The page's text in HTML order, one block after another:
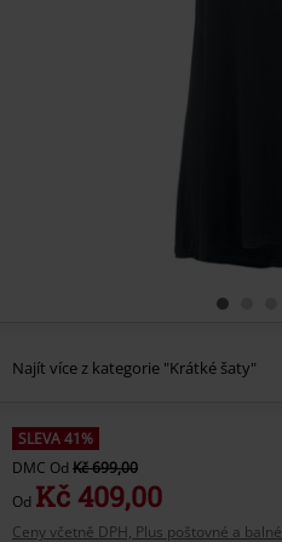
Najít více z kategorie "Krátké šaty"
SLEVA 41%
DMC Od Kč 699,00
Od Kč 409,00
Ceny včetně DPH, Plus poštovné a balné